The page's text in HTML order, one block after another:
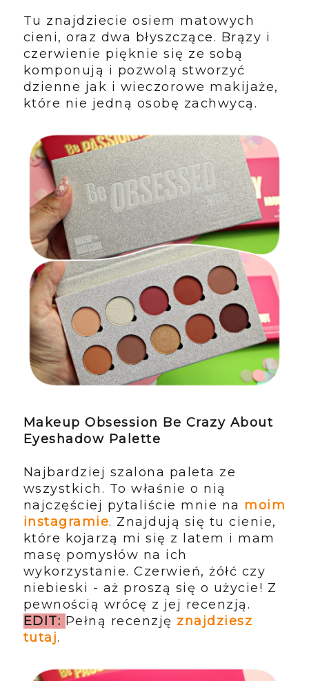
Tu znajdziecie osiem matowych
cieni, oraz dwa błyszczące. Brązy i
czerwienie pięknie się ze sobą
komponują i pozwolą stworzyć
dzienne jak i wieczorowe makijaże,
które nie jedną osobę zachwycą.
Makeup Obsession Be Crazy About
Eyeshadow Palette
Najbardziej szalona paleta ze
wszystkich. To właśnie o nią
najczęściej pytaliście mnie na moim
instagramie. Znajdują się tu cienie,
które kojarzą mi się z latem i mam
masę pomysłów na ich
wykorzystanie. Czerwień, żółć czy
niebieski - aż proszą się o użycie! Z
pewnością wrócę z jej recenzją.
EDIT: Pełną recenzję znajdziesz
tutaj.